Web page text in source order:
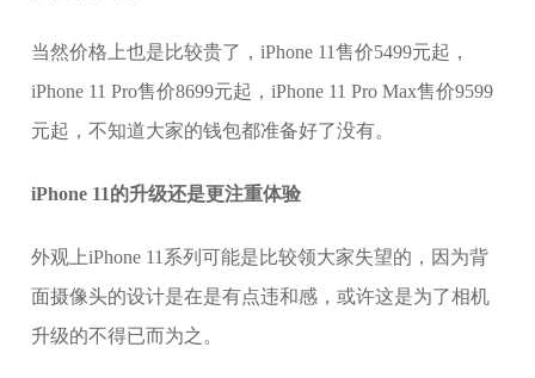
当然价格上也是比较贵了，iPhone 11售价5499元起，
iPhone 11 Pro售价8699元起，iPhone 11 Pro Max售价9599
元起，不知道大家的钱包都准备好了没有。
iPhone 11的升级还是更注重体验
外观上iPhone 11系列可能是比较领大家失望的，因为背
面摄像头的设计是在是有点违和感，或许这是为了相机
升级的不得已而为之。